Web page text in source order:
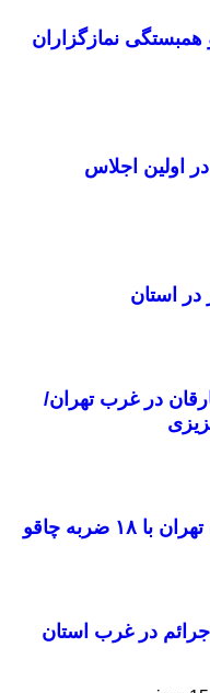
نمازگزاران
اولین اجلاس
در استان
سارقان در غرب تهران/
چاقو
۱۷ درصدي جرائم در غرب استان